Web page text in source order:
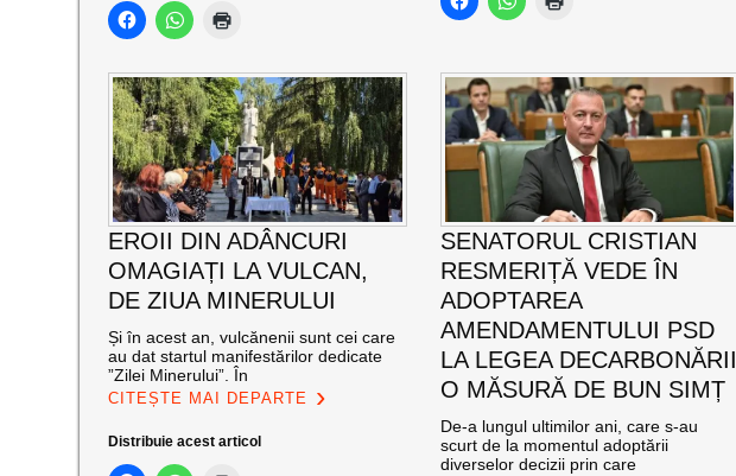
EROII DIN ADÂNCURI
OMAGIAȚI LA VULCAN,
DE ZIUA MINERULUI
Și în acest an, vulcănenii sunt cei care
au dat startul manifestărilor dedicate
”Zilei Minerului”. În
CITEȘTE MAI DEPARTE
Distribuie acest articol
SENATORUL CRISTIAN
RESMERIȚĂ VEDE ÎN
ADOPTAREA
AMENDAMENTULUI PSD
LA LEGEA DECARBONĂRII
O MĂSURĂ DE BUN SIMȚ
De-a lungul ultimilor ani, care s-au
scurt de la momentul adoptării
diverselor decizii prin care